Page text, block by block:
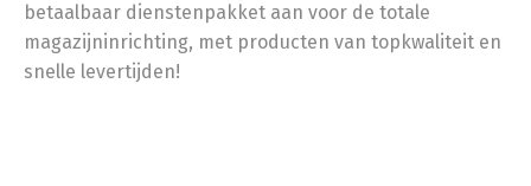
betaalbaar dienstenpakket aan voor de totale
magazijninrichting, met producten van topkwaliteit en
snelle levertijden!